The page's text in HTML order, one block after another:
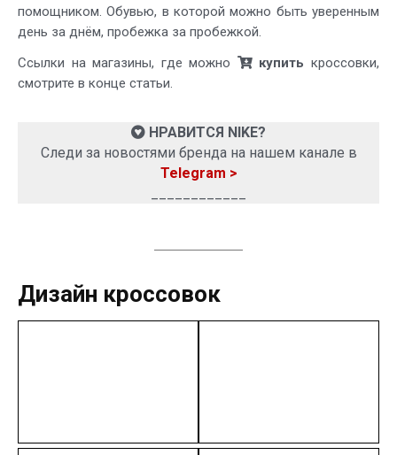
помощником. Обувью, в которой можно быть уверенным
день за днём, пробежка за пробежкой.
Ссылки на магазины, где можно
купить кроссовки,
смотрите в конце статьи.
НРАВИТСЯ NIKE?
Следи за новостями бренда на нашем канале в
Telegram >
Дизайн кроссовок